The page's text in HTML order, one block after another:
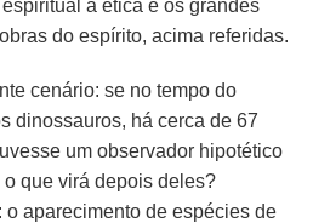
a ética e os grandes
do espírito, acima referidas.
cenário: se no tempo do
dinossauros, há cerca de 67
um observador hipotético
que virá depois deles?
o aparecimento de espécies de